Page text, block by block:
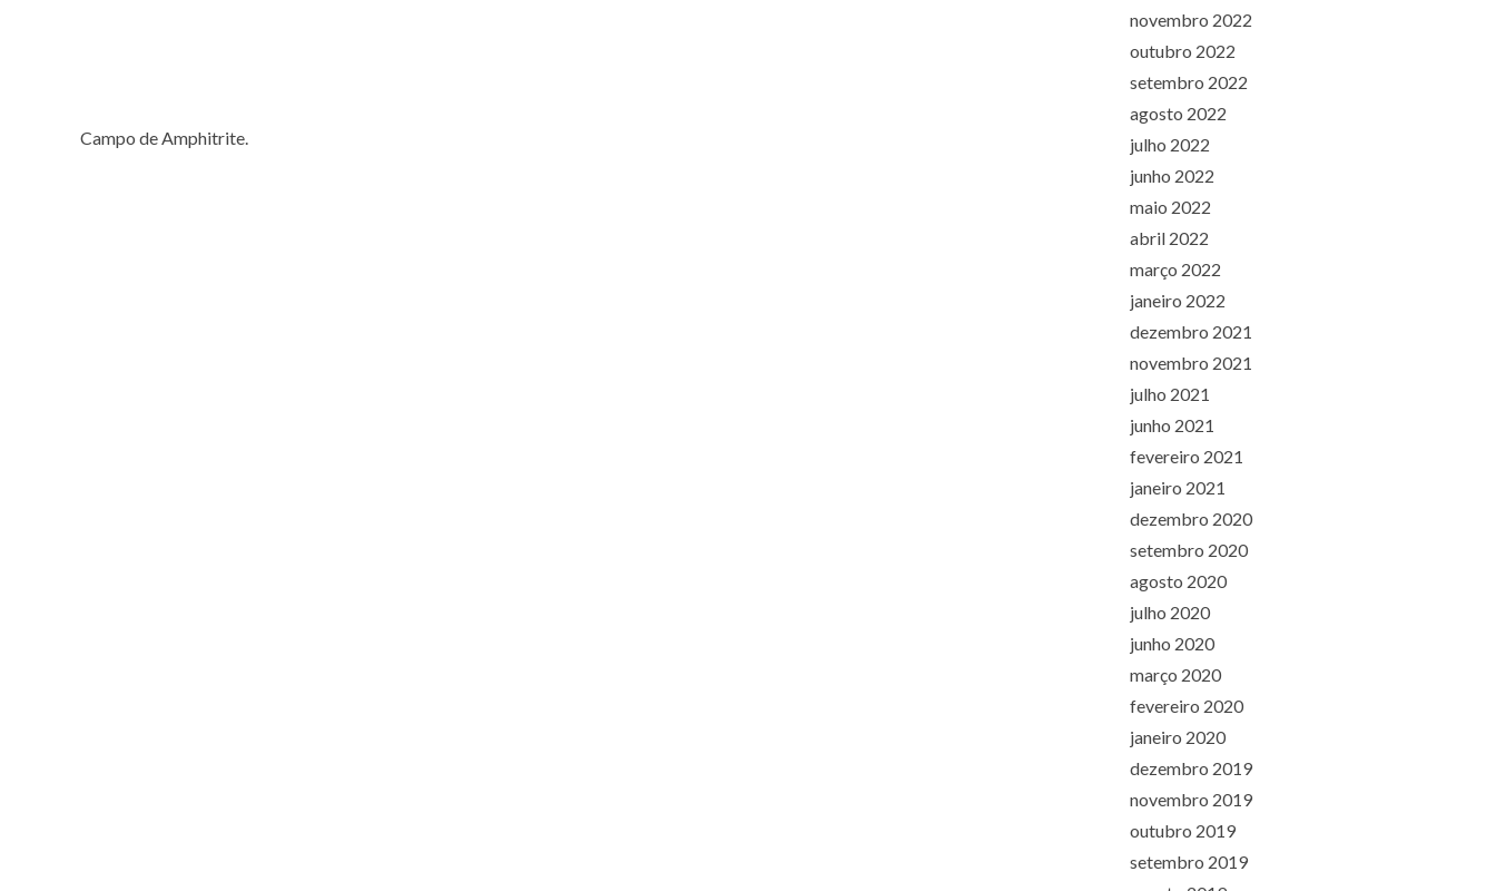
Campo de Amphitrite.
novembro 2022
outubro 2022
setembro 2022
agosto 2022
julho 2022
junho 2022
maio 2022
abril 2022
março 2022
janeiro 2022
dezembro 2021
novembro 2021
julho 2021
junho 2021
fevereiro 2021
janeiro 2021
dezembro 2020
setembro 2020
agosto 2020
julho 2020
junho 2020
março 2020
fevereiro 2020
janeiro 2020
dezembro 2019
novembro 2019
outubro 2019
setembro 2019